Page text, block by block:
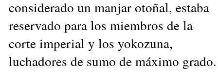
considerado un manjar otoñal, estaba
reservado para los miembros de la
corte imperial y los yokozuna,
luchadores de sumo de máximo grado.